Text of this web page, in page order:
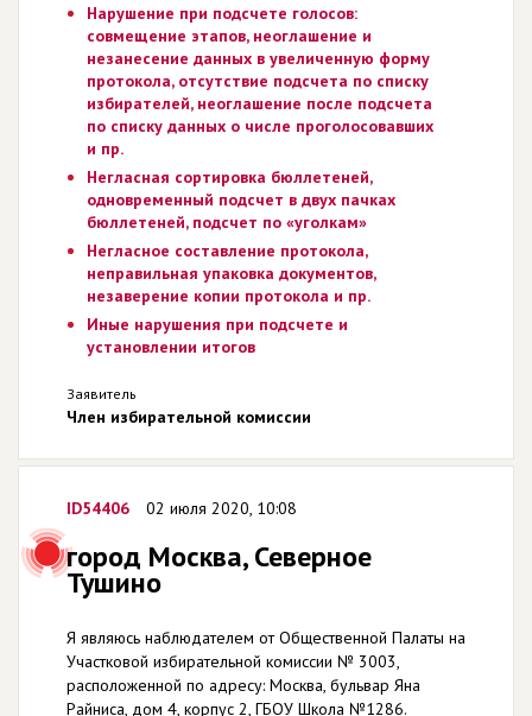
Нарушение при подсчете голосов:
совмещение этапов, неоглашение и
незанесение данных в увеличенную форму
протокола, отсутствие подсчета по списку
избирателей, неоглашение после подсчета
по списку данных о числе проголосовавших
и пр.
Негласная сортировка бюллетеней,
одновременный подсчет в двух пачках
бюллетеней, подсчет по «уголкам»
Негласное составление протокола,
неправильная упаковка документов,
незаверение копии протокола и пр.
Иные нарушения при подсчете и
установлении итогов
Заявитель
Член избирательной комиссии
ID54406 02 июля 2020, 10:08
город Москва, Северное
Тушино
Я являюсь наблюдателем от Общественной Палаты на
Участковой избирательной комиссии № 3003,
расположенной по адресу: Москва, бульвар Яна
Райниса, дом 4, корпус 2, ГБОУ Школа №1286.